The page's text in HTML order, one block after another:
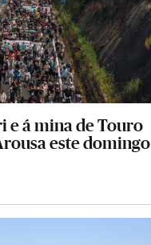
e á mina de Touro
este domingo